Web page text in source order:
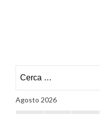
per:
Agosto 2026